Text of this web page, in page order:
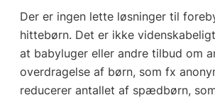
Der er ingen lette løsninger til
hittebørn. Det er ikke
at babyluger eller andre tilbud om
overdragelse af børn, som fx
reducerer antallet af spædbørn,